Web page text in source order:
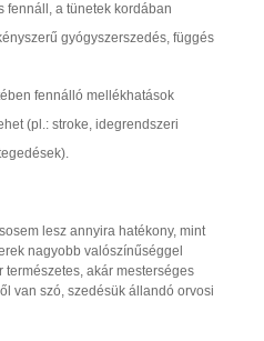
fennáll, a tünetek kordában
gyógyszerszedés, függés
fennálló mellékhatások
(pl.: stroke, idegrendszeri
lesz annyira hatékony, mint
nagyobb valószínűséggel
akár mesterséges
van szó, szedésük állandó orvosi